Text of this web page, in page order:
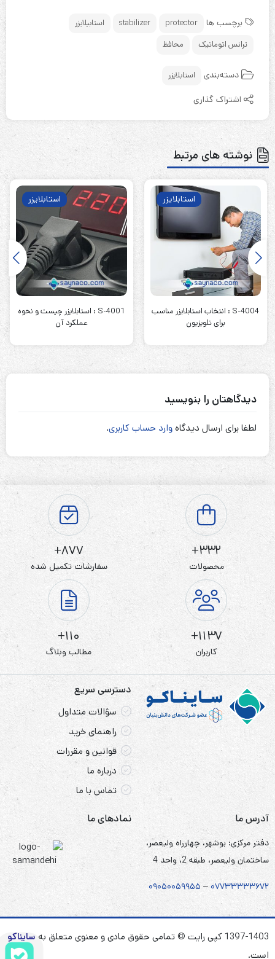
برچسب ها protector
stabilizer
استابیلایزر
ترانس اتوماتیک
محافظ
دسته‌بندی استابلایزر
اشتراک گذاری
نوشته های مرتبط
استابلایزر
S-4004 : انتخاب استابلایزر مناسب
برای تلویزیون
استابلایزر
S-4001 : استابلایزر چیست و نحوه
عملکرد آن
دیدگاهتان را بنویسید
لطفا برای ارسال دیدگاهوارد حساب کاربری.
332+
محصولات
877+
سفارشات تکمیل شده
1137+
کاربران
110+
مطالب وبلاگ
دسترسی سریع
سؤالات متداول
راهنمای خرید
قوانین و مقررات
درباره ما
تماس با ما
آدرس ما
دفتر مرکزی: بوشهر، چهارراه ولیعصر،
ساختمان ولیعصر، طبقه 2، واحد 4
۰۷۷۳۳۳۳۳۶۷۲ – ۰۹۰۵۰۰۵۹۹۵۵
نمادهای ما
1397-1403 کپی رایت © تمامی حقوق مادی و معنوی متعلق به
سایناکو
است.